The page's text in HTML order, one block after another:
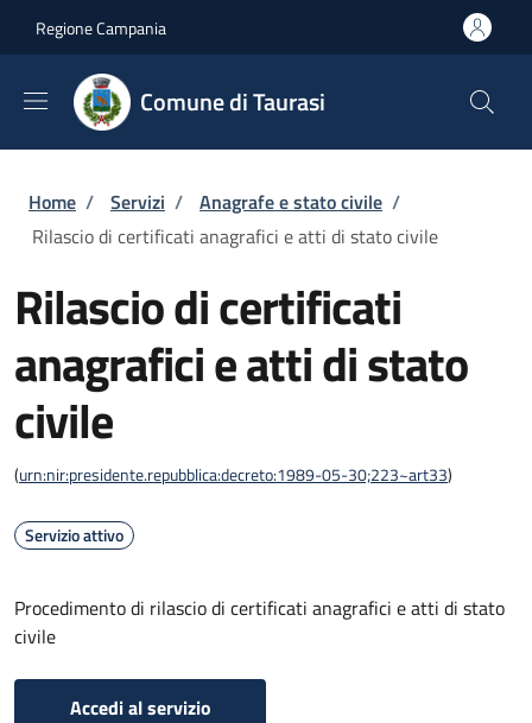
Regione Campania
Comune di Taurasi
Briciole di pane
Home / Servizi / Anagrafe e stato civile /
Rilascio di certificati anagrafici e atti di stato civile
Rilascio di certificati
anagrafici e atti di stato
civile
(urn:nir:presidente.repubblica:decreto:1989-05-30;223~art33)
Servizio attivo
Procedimento di rilascio di certificati anagrafici e atti di stato
civile
Accedi al servizio